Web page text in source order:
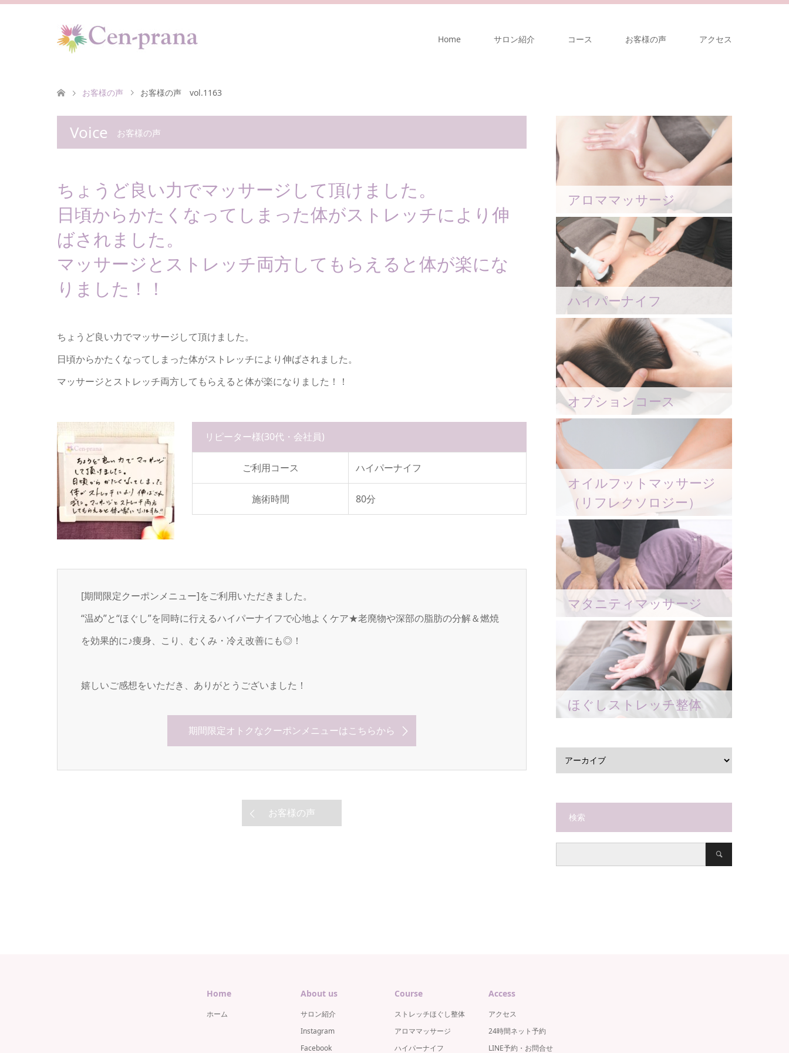
Home サロン紹介 コース お客様の声 アクセス
お客様の声 お客様の声 vol.1163
Voice お客様の声
ちょうど良い力でマッサージして頂けました。
日頃からかたくなってしまった体がストレッチにより伸
ばされました。
マッサージとストレッチ両方してもらえると体が楽にな
りました！！
ちょうど良い力でマッサージして頂けました。
日頃からかたくなってしまった体がストレッチにより伸ばされました。
マッサージとストレッチ両方してもらえると体が楽になりました！！
リピーター様(30代・会社員)
ご利用コース ハイパーナイフ
施術時間 80分
[期間限定クーポンメニュー]をご利用いただきました。
“温め”と“ほぐし”を同時に行えるハイパーナイフで心地よくケア★老廃物や深部の脂肪の分解＆燃焼
を効果的に♪痩身、こり、むくみ・冷え改善にも◎！
嬉しいご感想をいただき、ありがとうございました！
期間限定オトクなクーポンメニューはこちらから
お客様の声
アロママッサージ
ハイパーナイフ
オプションコース
オイルフットマッサージ
（リフレクソロジー）
マタニティマッサージ
ほぐしストレッチ整体
検索
Home
ホーム
About us
サロン紹介
Instagram
Facebook
Course
ストレッチほぐし整体
アロママッサージ
ハイパーナイフ
Access
アクセス
24時間ネット予約
LINE予約・お問合せ